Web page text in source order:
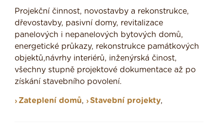
Projekční činnost, novostavby a rekonstrukce,
dřevostavby, pasivní domy, revitalizace
panelových i nepanelových bytových domů,
energetické průkazy, rekonstrukce památkových
objektů,návrhy interiérů, inženýrská činost,
všechny stupně projektové dokumentace až po
získání stavebního povolení.
Zateplení domů, Stavební projekty,